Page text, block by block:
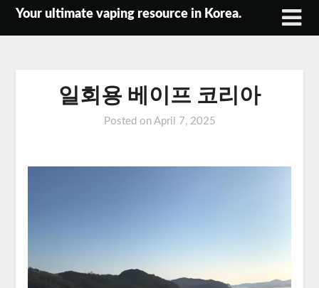
SkipYour ultimate vaping resource in Korea.
일회용 베이프 코리아
Posted on April 7, 2025